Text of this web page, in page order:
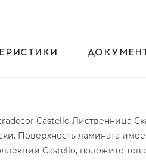
Castello Лиственница
Поверхность ламината
Castello, положите